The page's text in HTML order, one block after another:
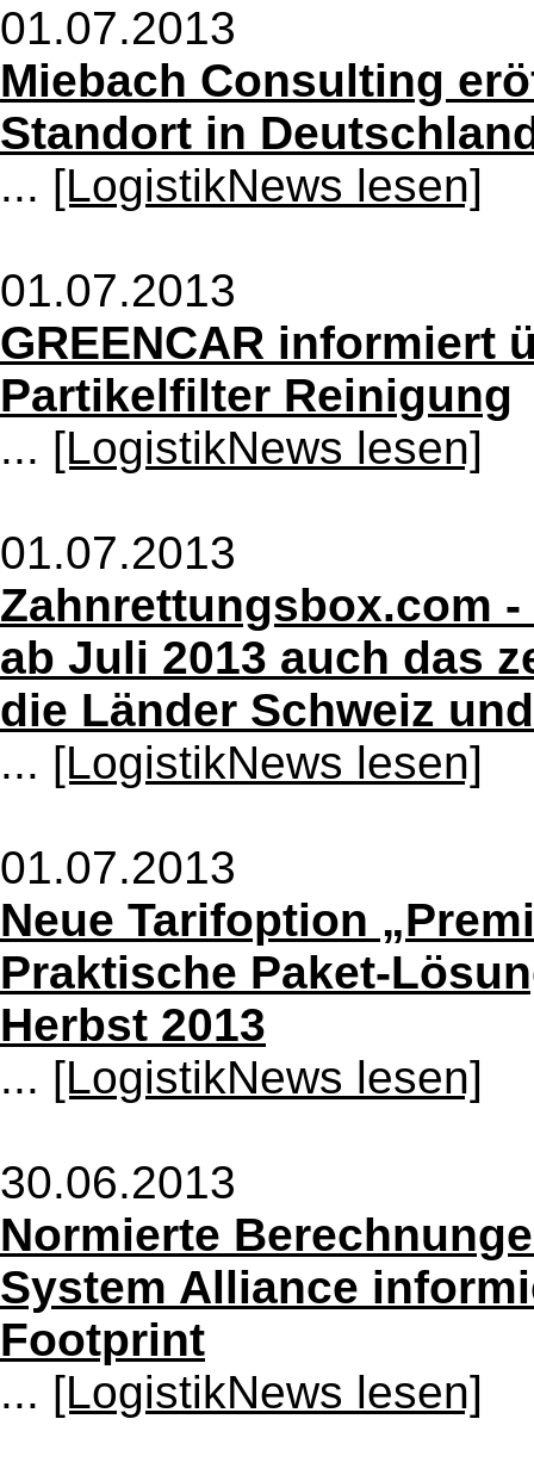
01.07.2013
Miebach Consulting
Standort in
... [LogistikNews lesen]
01.07.2013
GREENCAR informiert
Partikelfilter Reinigung
... [LogistikNews lesen]
01.07.2013
Zahnrettungsbox.com
ab Juli 2013 auch das
die Länder Schweiz
... [LogistikNews lesen]
01.07.2013
Neue Tarifoption
Praktische Paket-
Herbst 2013
... [LogistikNews lesen]
30.06.2013
Normierte
System Alliance
Footprint
... [LogistikNews lesen]